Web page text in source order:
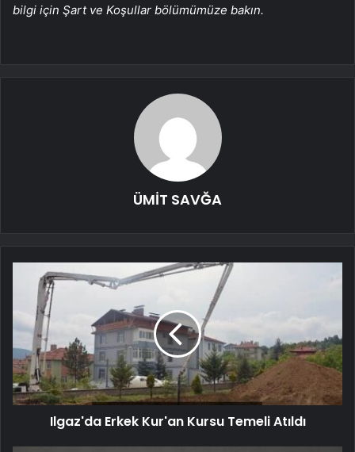
bilgi için Şart ve Koşullar bölümümüze bakın.
ÜMİT SAVĞA
Ilgaz'da Erkek Kur'an Kursu Temeli Atıldı